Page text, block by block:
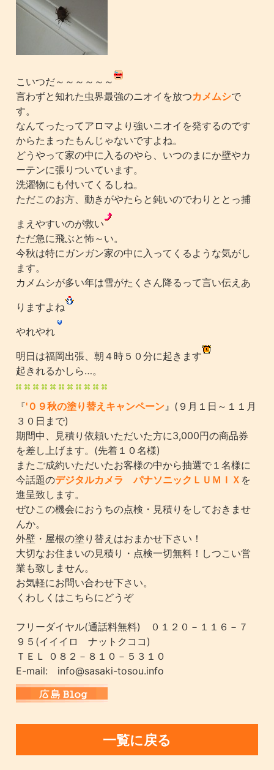
こいつだ～～～～～～
言わずと知れた虫界最強のニオイを放つカメムシで
す。
なんてったってアロマより強いニオイを発するのです
からたまったもんじゃないですよね。
どうやって家の中に入るのやら、いつのまにか壁やカ
ーテンに張りついています。
洗濯物にも付いてくるしね。
ただこのお方、動きがやたらと鈍いのでわりととっ捕
まえやすいのが救い
ただ急に飛ぶと怖～い。
今秋は特にガンガン家の中に入ってくるような気がし
ます。
カメムシが多い年は雪がたくさん降るって言い伝えあ
りますよね
やれやれ
明日は福岡出張、朝４時５０分に起きます
起きれるかしら…。
『'０９秋の塗り替えキャンペーン 』(９月１日～１１月
３０日まで)
期間中、見積り依頼いただいた方に3,000円の商品券
を差し上げます。(先着１０名様)
またご成約いただいたお客様の中から抽選で１名様に
今話題のデジタルカメラ パナソニックＬＵＭＩＸ を
進呈致します。
ぜひこの機会におうちの点検・見積りをしておきませ
んか。
外壁・屋根の塗り替えはおまかせ下さい！
大切なお住まいの見積り・点検一切無料！しつこい営
業も致しません。
お気軽にお問い合わせ下さい。
くわしくはこちらにどうぞ
フリーダイヤル(通話料無料) ０１２０－１１６－７
９５(イイイロ ナットクココ)
ＴＥＬ ０８２－８１０－５３１０
E-mail: info@sasaki-tosou.info
一覧に戻る